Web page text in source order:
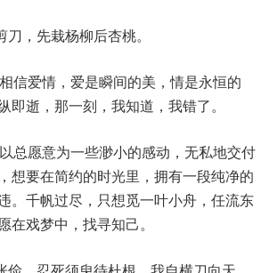
，先栽杨柳后杏桃。
信爱情，爱是瞬间的美，情是永恒的
即逝，那一刻，我知道，我错了。
总愿意为一些渺小的感动，无私地交付
想要在简约的时光里，拥有一段纯净的
。千帆过尽，只想觅一叶小舟，任流东
在戏梦中，找寻知己。